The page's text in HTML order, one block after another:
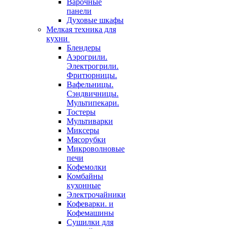
Варочные
панели
Духовые шкафы
Мелкая техника для
кухни
Блендеры
Аэрогрили.
Электрогрили.
Фритюрницы.
Вафельницы.
Сэндвичницы.
Мультипекари.
Тостеры
Мультиварки
Миксеры
Мясорубки
Микроволновые
печи
Кофемолки
Комбайны
кухонные
Электрочайники
Кофеварки. и
Кофемашины
Сушилки для